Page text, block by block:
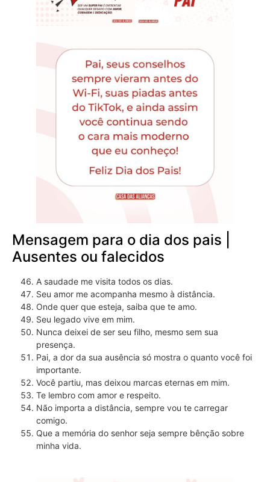
Mensagem para o dia dos pais |
Ausentes ou falecidos
A saudade me visita todos os dias.
Seu amor me acompanha mesmo à distância.
Onde quer que esteja, saiba que te amo.
Seu legado vive em mim.
Nunca deixei de ser seu filho, mesmo sem sua
presença.
Pai, a dor da sua ausência só mostra o quanto você foi
importante.
Você partiu, mas deixou marcas eternas em mim.
Te lembro com amor e respeito.
Não importa a distância, sempre vou te carregar
comigo.
Que a memória do senhor seja sempre bênção sobre
minha vida.